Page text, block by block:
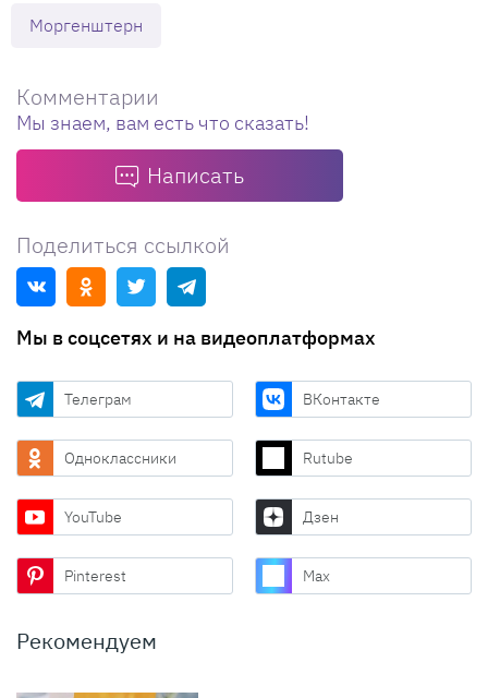
Моргенштерн
Комментарии
Мы знаем, вам есть что сказать!
Написать
Поделиться ссылкой
Мы в соцсетях и на видеоплатформах
Телеграм ВКонтакте
Одноклассники Rutube
YouTube Дзен
Pinterest Max
Рекомендуем